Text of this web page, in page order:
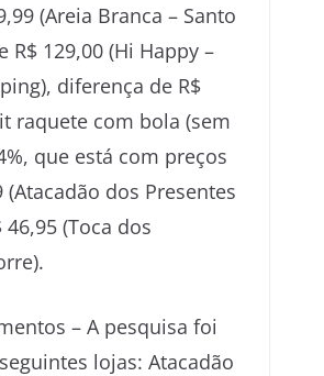
(Areia Branca – Santo
R$ 129,00 (Hi Happy –
diferença de R$
raquete com bola (sem
que está com preços
(Atacadão dos Presentes
46,95 (Toca dos
– A pesquisa foi
lojas: Atacadão